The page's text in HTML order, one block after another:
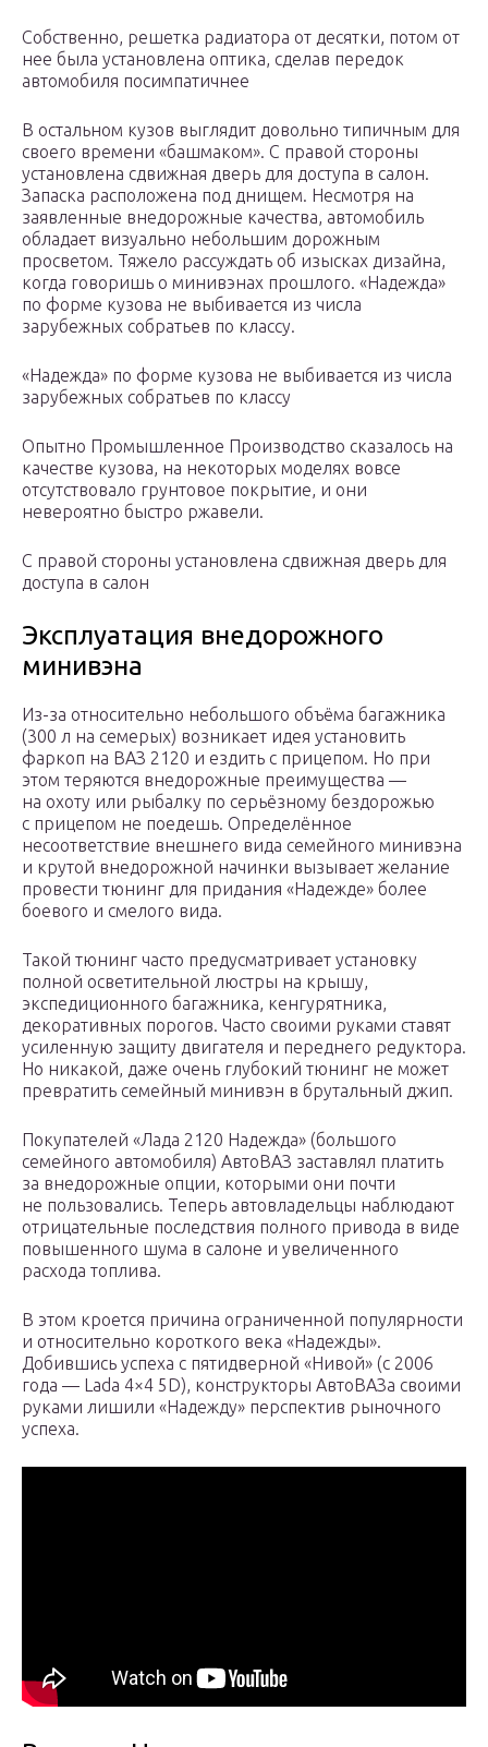
Собственно, решетка радиатора от десятки, потом от
нее была установлена оптика, сделав передок
автомобиля посимпатичнее
В остальном кузов выглядит довольно типичным для
своего времени «башмаком». С правой стороны
установлена сдвижная дверь для доступа в салон.
Запаска расположена под днищем. Несмотря на
заявленные внедорожные качества, автомобиль
обладает визуально небольшим дорожным
просветом. Тяжело рассуждать об изысках дизайна,
когда говоришь о минивэнах прошлого. «Надежда»
по форме кузова не выбивается из числа
зарубежных собратьев по классу.
«Надежда» по форме кузова не выбивается из числа
зарубежных собратьев по классу
Опытно Промышленное Производство сказалось на
качестве кузова, на некоторых моделях вовсе
отсутствовало грунтовое покрытие, и они
невероятно быстро ржавели.
С правой стороны установлена сдвижная дверь для
доступа в салон
Эксплуатация внедорожного
минивэна
Из-за относительно небольшого объёма багажника
(300 л на семерых) возникает идея установить
фаркоп на ВАЗ 2120 и ездить с прицепом. Но при
этом теряются внедорожные преимущества —
на охоту или рыбалку по серьёзному бездорожью
с прицепом не поедешь. Определённое
несоответствие внешнего вида семейного минивэна
и крутой внедорожной начинки вызывает желание
провести тюнинг для придания «Надежде» более
боевого и смелого вида.
Такой тюнинг часто предусматривает установку
полной осветительной люстры на крышу,
экспедиционного багажника, кенгурятника,
декоративных порогов. Часто своими руками ставят
усиленную защиту двигателя и переднего редуктора.
Но никакой, даже очень глубокий тюнинг не может
превратить семейный минивэн в брутальный джип.
Покупателей «Лада 2120 Надежда» (большого
семейного автомобиля) АвтоВАЗ заставлял платить
за внедорожные опции, которыми они почти
не пользовались. Теперь автовладельцы наблюдают
отрицательные последствия полного привода в виде
повышенного шума в салоне и увеличенного
расхода топлива.
В этом кроется причина ограниченной популярности
и относительно короткого века «Надежды».
Добившись успеха с пятидверной «Нивой» (с 2006
года — Lada 4×4 5D), конструкторы АвтоВАЗа своими
руками лишили «Надежду» перспектив рыночного
успеха.